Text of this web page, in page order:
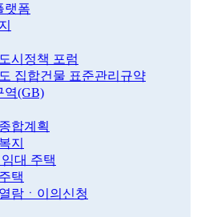
랫폼
시정책 포럼
집합건물 표준관리규약
역(GB)
합계획
지
대 주택
택
람ㆍ이의신청